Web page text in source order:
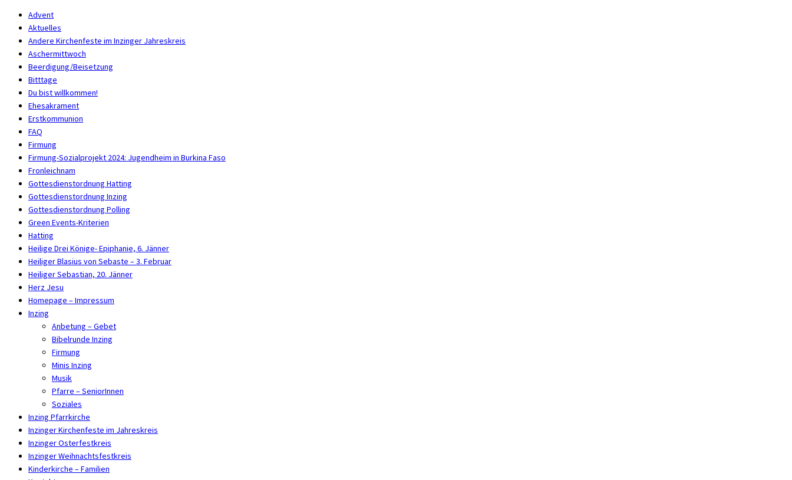
Advent
Aktuelles
Andere Kirchenfeste im Inzinger Jahreskreis
Aschermittwoch
Beerdigung/Beisetzung
Bitttage
Du bist willkommen!
Ehesakrament
Erstkommunion
FAQ
Firmung
Firmung-Sozialprojekt 2024: Jugendheim in Burkina Faso
Fronleichnam
Gottesdienstordnung Hatting
Gottesdienstordnung Inzing
Gottesdienstordnung Polling
Green Events-Kriterien
Hatting
Heilige Drei Könige- Epiphanie, 6. Jänner
Heiliger Blasius von Sebaste – 3. Februar
Heiliger Sebastian, 20. Jänner
Herz Jesu
Homepage – Impressum
Inzing
Anbetung – Gebet
Bibelrunde Inzing
Firmung
Minis Inzing
Musik
Pfarre – SeniorInnen
Soziales
Inzing Pfarrkirche
Inzinger Kirchenfeste im Jahreskreis
Inzinger Osterfestkreis
Inzinger Weihnachtsfestkreis
Kinderkirche – Familien